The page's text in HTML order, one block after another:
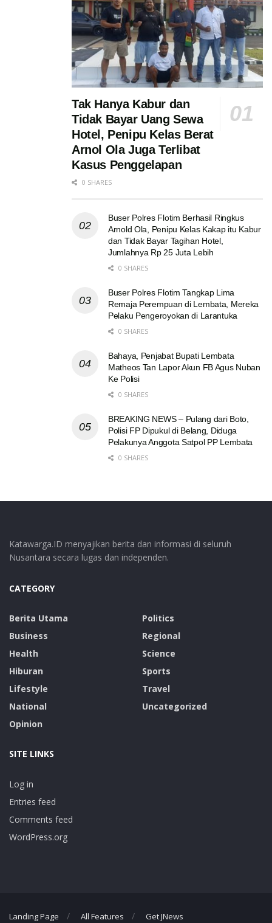
Tak Hanya Kabur dan
Tidak Bayar Uang Sewa
Hotel, Penipu Kelas Berat
Arnol Ola Juga Terlibat
Kasus Penggelapan
0 SHARES
Buser Polres Flotim Berhasil Ringkus
Arnold Ola, Penipu Kelas Kakap itu Kabur
dan Tidak Bayar Tagihan Hotel,
Jumlahnya Rp 25 Juta Lebih
0 SHARES
Buser Polres Flotim Tangkap Lima
Remaja Perempuan di Lembata, Mereka
Pelaku Pengeroyokan di Larantuka
0 SHARES
Bahaya, Penjabat Bupati Lembata
Matheos Tan Lapor Akun FB Agus Nuban
Ke Polisi
0 SHARES
BREAKING NEWS – Pulang dari Boto,
Polisi FP Dipukul di Belang, Diduga
Pelakunya Anggota Satpol PP Lembata
0 SHARES
Katawarga.ID menyajikan berita dan informasi di seluruh
Nusantara secara lugas dan independen.
CATEGORY
Berita Utama
Business
Health
Hiburan
Lifestyle
National
Opinion
Politics
Regional
Science
Sports
Travel
Uncategorized
SITE LINKS
Log in
Entries feed
Comments feed
WordPress.org
Landing Page All Features Get JNews